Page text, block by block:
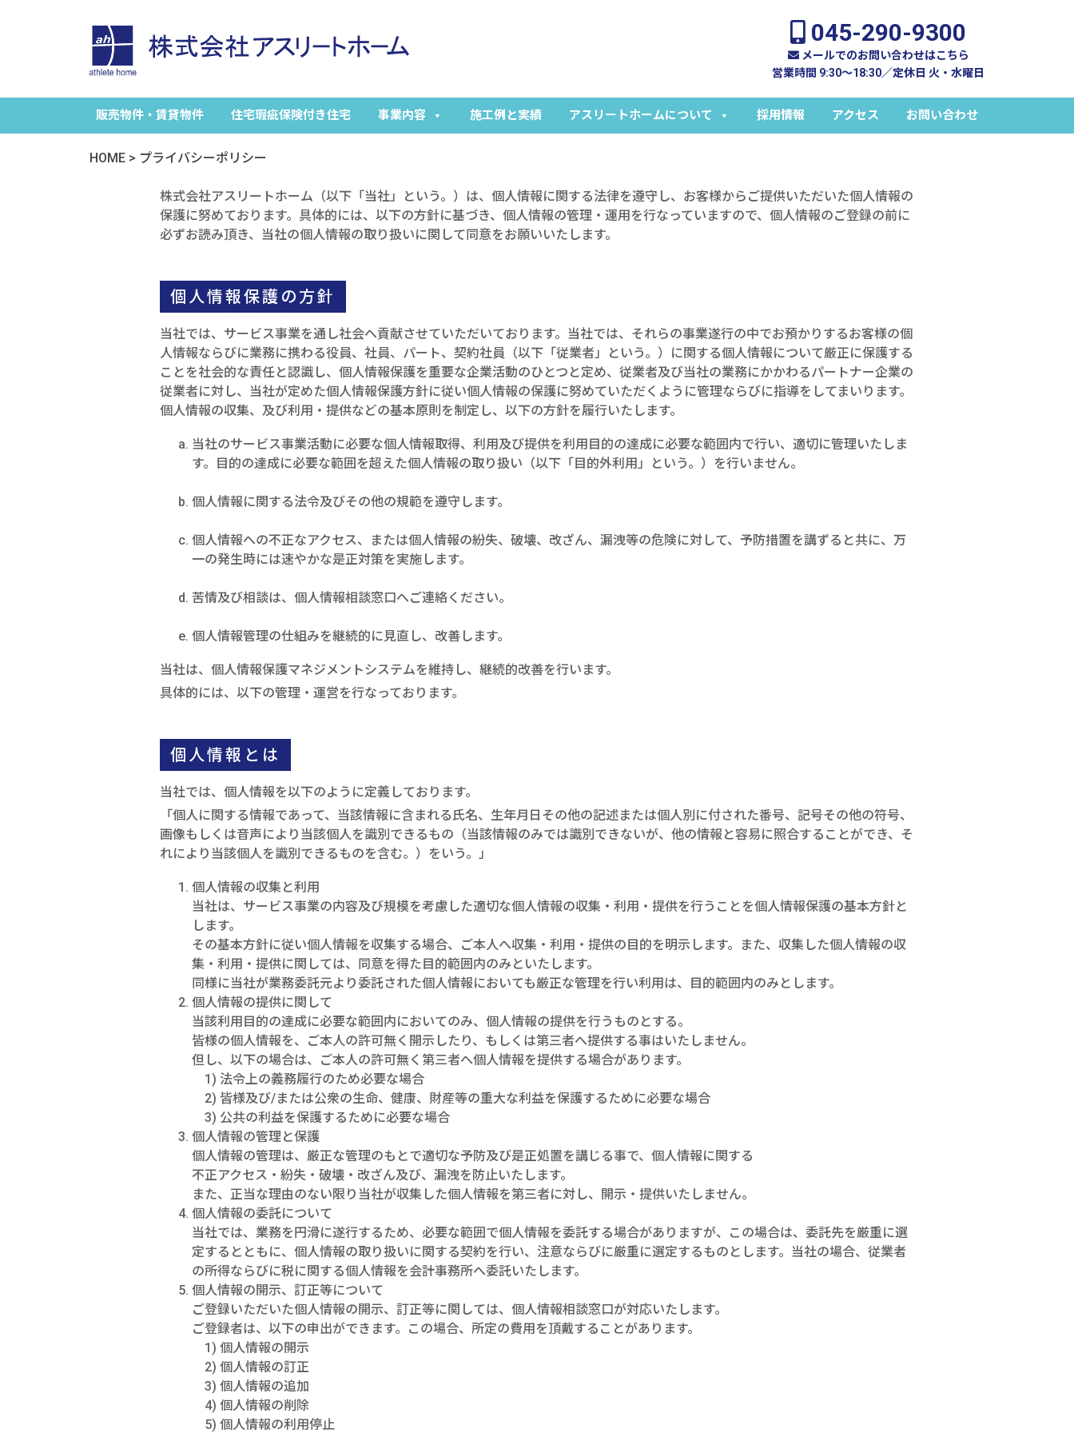
045-290-9300
メールでのお問い合わせはこちら
営業時間 9:30～18:30／定休日 火・水曜日
販売物件・賃貸物件 住宅瑕疵保険付き住宅 事業内容 施工例と実績 アスリートホームについて 採用情報 アクセス お問い合わせ
HOME > プライバシーポリシー
株式会社アスリートホーム（以下「当社」という。）は、個人情報に関する法律を遵守し、お客様からご提供いただいた個人情報の
保護に努めております。具体的には、以下の方針に基づき、個人情報の管理・運用を行なっていますので、個人情報のご登録の前に
必ずお読み頂き、当社の個人情報の取り扱いに関して同意をお願いいたします。
個人情報保護の方針​
当社では、サービス事業を通し社会へ貢献させていただいております。当社では、それらの事業遂行の中でお預かりするお客様の個
人情報ならびに業務に携わる役員、社員、パート、契約社員（以下「従業者」という。）に関する個人情報について厳正に保護する
ことを社会的な責任と認識し、個人情報保護を重要な企業活動のひとつと定め、従業者及び当社の業務にかかわるパートナー企業の
従業者に対し、当社が定めた個人情報保護方針に従い個人情報の保護に努めていただくように管理ならびに指導をしてまいります。
個人情報の収集、及び利用・提供などの基本原則を制定し、以下の方針を履行いたします。
当社のサービス事業活動に必要な個人情報取得、利用及び提供を利用目的の達成に必要な範囲内で行い、適切に管理いたしま
す。目的の達成に必要な範囲を超えた個人情報の取り扱い（以下「目的外利用」という。）を行いません。
個人情報に関する法令及びその他の規範を遵守します。
個人情報への不正なアクセス、または個人情報の紛失、破壊、改ざん、漏洩等の危険に対して、予防措置を講ずると共に、万
一の発生時には速やかな是正対策を実施します。
苦情及び相談は、個人情報相談窓口へご連絡ください。
個人情報管理の仕組みを継続的に見直し、改善します。
当社は、個人情報保護マネジメントシステムを維持し、継続的改善を行います。
具体的には、以下の管理・運営を行なっております。
個人情報とは
当社では、個人情報を以下のように定義しております。
「個人に関する情報であって、当該情報に含まれる氏名、生年月日その他の記述または個人別に付された番号、記号その他の符号、
画像もしくは音声により当該個人を識別できるもの（当該情報のみでは識別できないが、他の情報と容易に照合することができ、そ
れにより当該個人を識別できるものを含む。）をいう。」
個人情報の収集と利用
当社は、サービス事業の内容及び規模を考慮した適切な個人情報の収集・利用・提供を行うことを個人情報保護の基本方針と
します。
その基本方針に従い個人情報を収集する場合、ご本人へ収集・利用・提供の目的を明示します。また、収集した個人情報の収
集・利用・提供に関しては、同意を得た目的範囲内のみといたします。
同様に当社が業務委託元より委託された個人情報においても厳正な管理を行い利用は、目的範囲内のみとします。
個人情報の提供に関して
当該利用目的の達成に必要な範囲内においてのみ、個人情報の提供を行うものとする。
皆様の個人情報を、ご本人の許可無く開示したり、もしくは第三者へ提供する事はいたしません。
但し、以下の場合は、ご本人の許可無く第三者へ個人情報を提供する場合があります。
1) 法令上の義務履行のため必要な場合
2) 皆様及び/または公衆の生命、健康、財産等の重大な利益を保護するために必要な場合
3) 公共の利益を保護するために必要な場合
個人情報の管理と保護
個人情報の管理は、厳正な管理のもとで適切な予防及び是正処置を講じる事で、個人情報に関する
不正アクセス・紛失・破壊・改ざん及び、漏洩を防止いたします。
また、正当な理由のない限り当社が収集した個人情報を第三者に対し、開示・提供いたしません。
個人情報の委託について
当社では、業務を円滑に遂行するため、必要な範囲で個人情報を委託する場合がありますが、この場合は、委託先を厳重に選
定するとともに、個人情報の取り扱いに関する契約を行い、注意ならびに厳重に選定するものとします。当社の場合、従業者
の所得ならびに税に関する個人情報を会計事務所へ委託いたします。
個人情報の開示、訂正等について
ご登録いただいた個人情報の開示、訂正等に関しては、個人情報相談窓口が対応いたします。
ご登録者は、以下の申出ができます。この場合、所定の費用を頂戴することがあります。
1) 個人情報の開示
2) 個人情報の訂正
3) 個人情報の追加
4) 個人情報の削除
5) 個人情報の利用停止